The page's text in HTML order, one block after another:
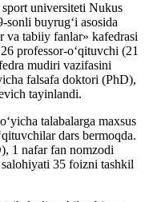
universiteti Nukus
buyrug‘i asosida
va tabiiy fanlar» kafedrasi
professor-o‘qituvchi (21
mudiri vazifasini
falsafa doktori (PhD),
tayinlandi.
talabalarga maxsus
dars bermoqda.
1 nafar fan nomzodi
35 foizni tashkil